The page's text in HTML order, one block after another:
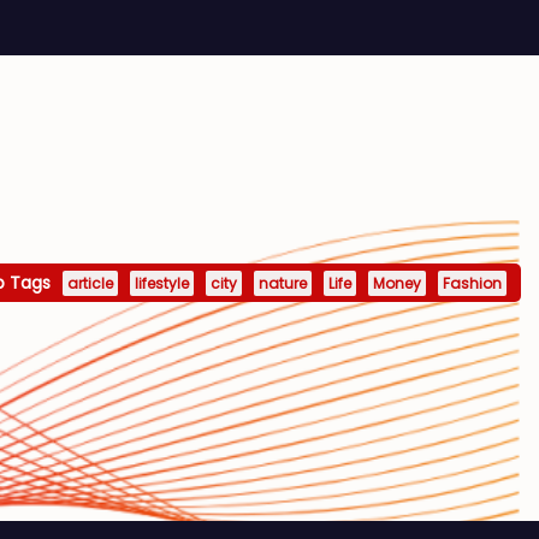
Tags article lifestyle city nature Life Money Fashion